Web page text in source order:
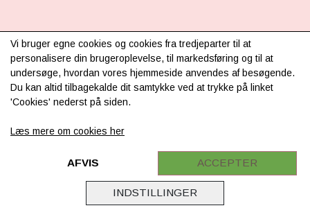
INFORMATION
Om os
Levering & betaling
FAQ
Virksomhedsoplysninger
Vi bruger egne cookies og cookies fra tredjeparter til at
personalisere din brugeroplevelse, til markedsføring og til at
undersøge, hvordan vores hjemmeside anvendes af besøgende.
Du kan altid tilbagekalde dit samtykke ved at trykke på linket
'Cookies' nederst på siden.
Læs mere om cookies her
INDSTILLINGER
AFVIS ACCEPTER